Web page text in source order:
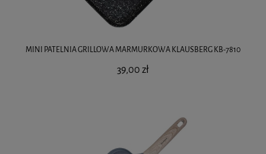
MINI PATELNIA GRILLOWA MARMURKOWA KLAUSBERG KB-7810
39,00 zł